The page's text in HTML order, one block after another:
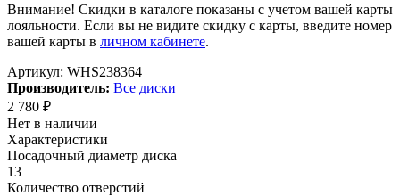
Внимание! Скидки в каталоге показаны с учетом вашей карты
лояльности. Если вы не видите скидку с карты, введите номер
вашей карты в личном кабинете.
Артикул: WHS238364
Производитель: Все диски
2 780 ₽
Нет в наличии
Характеристики
Посадочный диаметр диска
13
Количество отверстий